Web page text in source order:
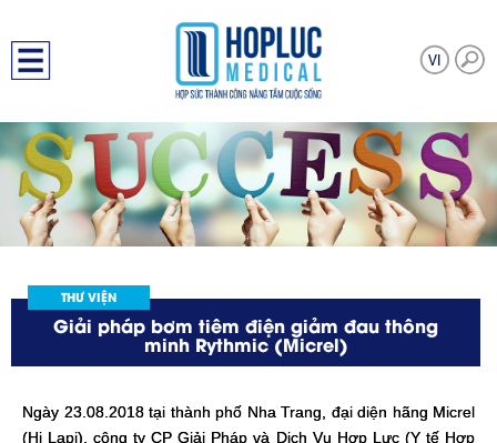
THƯ VIỆN
Giải pháp bơm tiêm điện giảm đau thông
minh Rythmic (Micrel)
Ngày 23.08.2018 tại thành phố Nha Trang, đại diện hãng Micrel
(Hi Lapj), công ty CP Giải Pháp và Dịch Vụ Hợp Lực (Y tế Hợp